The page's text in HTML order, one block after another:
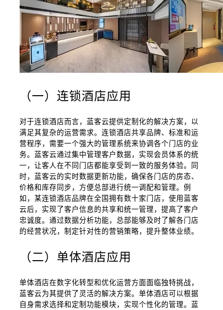
（一）连锁酒店应用
对于连锁酒店而言，蓝客云提供定制化的解决方案，以
满足其复杂的运营需求。连锁酒店共享品牌、标准和运
营程序，需要一个强大的管理系统来协调各个门店的业
务。蓝客云通过集中管理客户数据，实现会员体系的统
一，让客人在不同门店都能享受到一致的服务体验。同
时，蓝客云的实时数据更新功能，确保各门店的房态、
价格和库存同步，方便总部进行统一调配和管理。例
如，某连锁酒店品牌在全国拥有数十家门店，使用蓝客
云后，实现了客户信息的共享和统一管理，提高了客户
忠诚度。通过数据分析功能，总部能够及时了解各门店
的经营状况，制定针对性的营销策略，提升整体业绩。
（二）单体酒店应用
单体酒店在数字化转型和优化运营方面面临独特挑战，
蓝客云为其提供了灵活的解决方案。单体酒店可以根据
自身需求选择和定制功能模块，实现个性化的管理。蓝